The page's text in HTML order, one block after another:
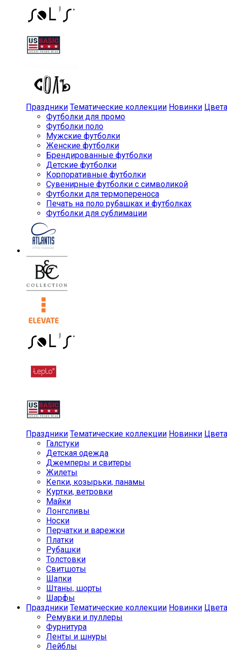
Праздники Тематические коллекции Новинки Цвета
Футболки для промо
Футболки поло
Мужские футболки
Женские футболки
Брендированные футболки
Детские футболки
Корпоративные футболки
Сувенирные футболки с символикой
Футболки для термопереноса
Печать на поло рубашках и футболках
Футболки для сублимации
Праздники Тематические коллекции Новинки Цвета
Галстуки
Детская одежда
Джемперы и свитеры
Жилеты
Кепки, козырьки, панамы
Куртки, ветровки
Майки
Лонгсливы
Носки
Перчатки и варежки
Платки
Рубашки
Толстовки
Свитшоты
Шапки
Штаны, шорты
Шарфы
Праздники Тематические коллекции Новинки Цвета
Ремувки и пуллеры
Фурнитура
Ленты и шнуры
Лейблы